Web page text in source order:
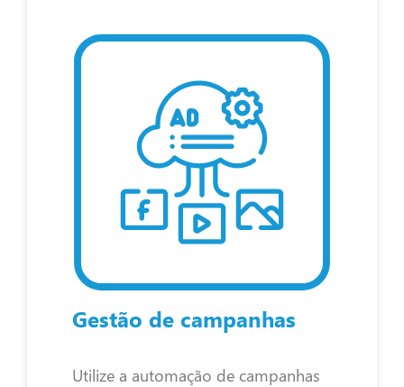
Gestão de campanhas
Utilize a automação de campanhas